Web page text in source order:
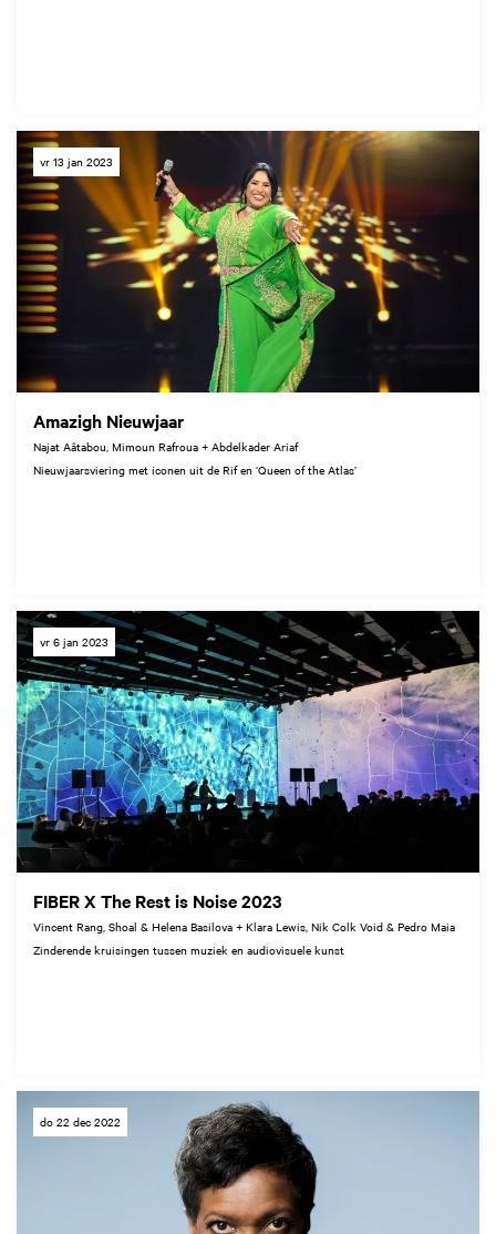
Amazigh Nieuwjaar
Najat Aâtabou, Mimoun Rafroua + Abdelkader Ariaf
Nieuwjaarsviering met iconen uit de Rif en ‘Queen of the Atlas’
vr 13 jan 2023
FIBER X The Rest is Noise 2023
Vincent Rang, Shoal & Helena Basilova + Klara Lewis, Nik Colk Void & Pedro Maia
Zinderende kruisingen tussen muziek en audiovisuele kunst
vr 6 jan 2023
do 22 dec 2022